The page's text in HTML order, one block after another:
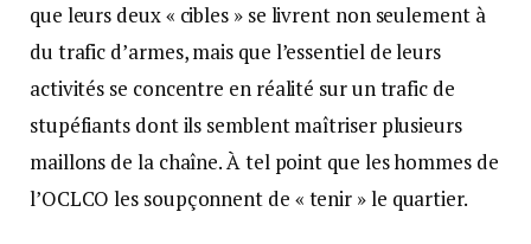
que leurs deux « cibles » se livrent non seulement à
du trafic d’armes, mais que l’essentiel de leurs
activités se concentre en réalité sur un trafic de
stupéfiants dont ils semblent maîtriser plusieurs
maillons de la chaîne. À tel point que les hommes de
l’OCLCO les soupçonnent de « tenir » le quartier.